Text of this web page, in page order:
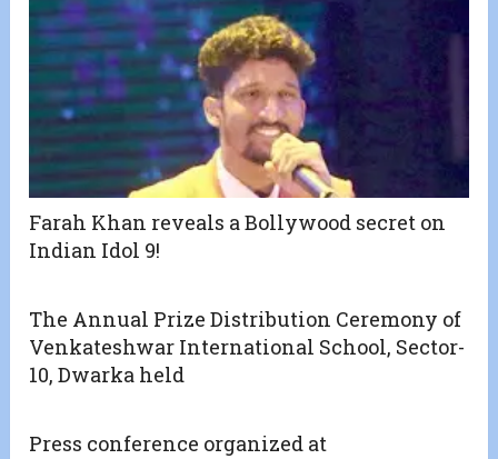
Farah Khan reveals a Bollywood secret on
Indian Idol 9!
The Annual Prize Distribution Ceremony of
Venkateshwar International School, Sector-
10, Dwarka held
Press conference organized at